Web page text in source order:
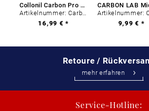
Collonil Carbon Pro 400 ml
Artikelnummer: Carbon-0
16,99 € *
9,99 € *
Retoure /
mehr erfahren
Service-Hotline: